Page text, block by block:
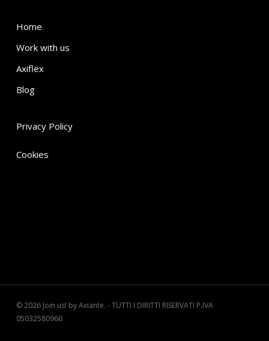
Home
Work with us
Axiflex
Blog
Privacy Policy
Cookies
© 2026 Join us! by Axiante. - TUTTI I DIRITTI RISERVATI P.IVA
05032580960